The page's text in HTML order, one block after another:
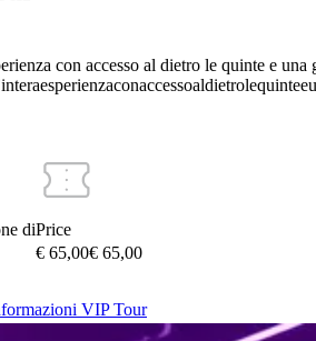
con accesso al dietro le quinte e una
esperienzaconaccessoaldietrolequintee
diPrice
€ 65,00€ 65,00
VIP Tour